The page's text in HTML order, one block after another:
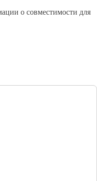
о совместимости для